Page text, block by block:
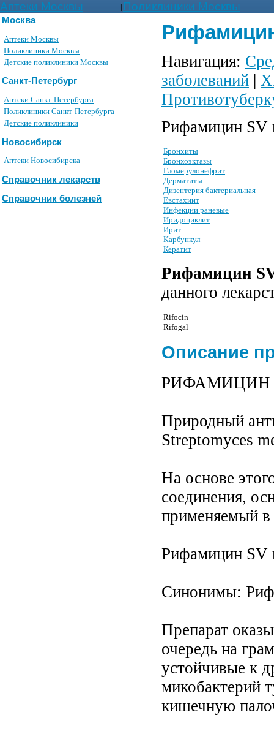
Аптеки Москвы | Поликлиники Москвы
Москва
Аптеки Москвы
Поликлиники Москвы
Детские поликлиники Москвы
Санкт-Петербург
Аптеки Санкт-Петербурга
Поликлиники Санкт-Петербурга
Детские поликлиники
Новосибирск
Аптеки Новосибирска
Справочник лекарств
Справочник болезней
Навигация:
заболеваний |
Рифамицин SV
Бронхиты
Бронхоэктазы
Гломерулонефрит
Дерматиты
Дизентерия бактериальная
Евстахиит
Инфекции раневые
Иридоциклит
Ирит
Карбункул
Кератит
Рифамицин
данного
Rifocin
Rifogal
Описание
РИФАМИЦИН
Природный
Streptomyces
На основе
соединения,
применяемый в
Рифамицин SV
Синонимы:
Препарат
очередь на
устойчивые к
микобактерий
кишечную